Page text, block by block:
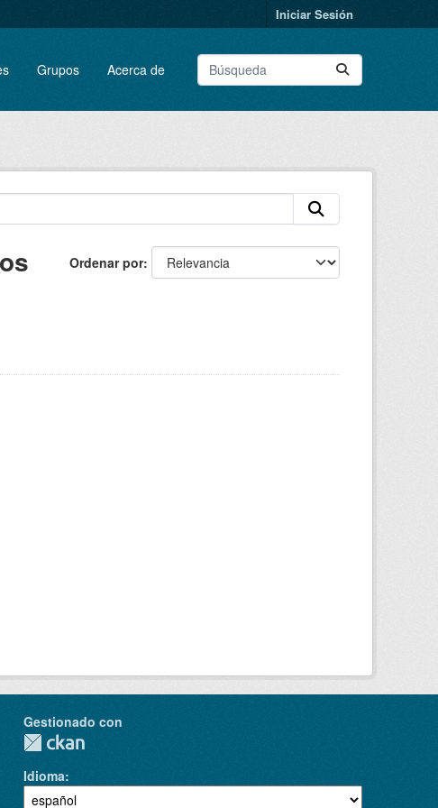
Iniciar Sesión
Grupos Acerca de
Ordenar por
Gestionado con
Idioma